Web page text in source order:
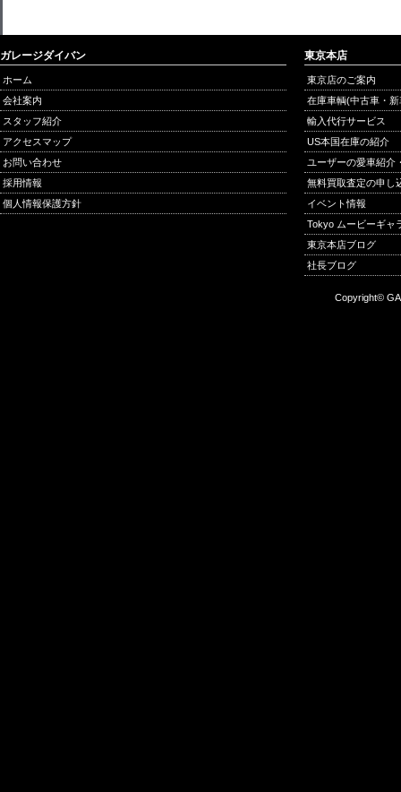
ガレージダイバン
ホーム
会社案内
スタッフ紹介
アクセスマップ
お問い合わせ
採用情報
個人情報保護方針
東京本店
東京店のご案内
在庫車輌(中古車・
輸入代行サービス
US本国在庫の紹介
ユーザーの愛車紹介
無料買取査定の申し
イベント情報
Tokyo ムービーギャ
東京本店ブログ
社長ブログ
Copyright©